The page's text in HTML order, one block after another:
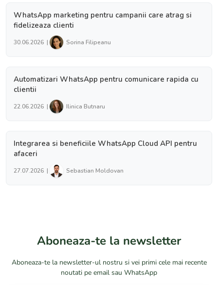
WhatsApp marketing pentru campanii care atrag si
fidelizeaza clienti
30.06.2026 | Sorina Filipeanu
Automatizari WhatsApp pentru comunicare rapida cu
clientii
22.06.2026 | Ilinica Butnaru
Integrarea si beneficiile WhatsApp Cloud API pentru
afaceri
27.07.2026 | Sebastian Moldovan
Aboneaza-te la newsletter
Aboneaza-te la newsletter-ul nostru si vei primi cele mai recente
noutati pe email sau WhatsApp